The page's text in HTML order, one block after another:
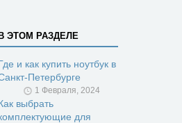
ЭТОМ РАЗДЕЛЕ
и как купить ноутбук в
Петербурге
1 Февраля, 2024
выбрать
для